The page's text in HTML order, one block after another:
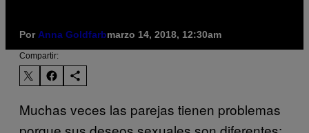
Por Anna Goldfarbmarzo 14, 2018, 12:30am
Compartir:
Muchas veces las parejas tienen problemas